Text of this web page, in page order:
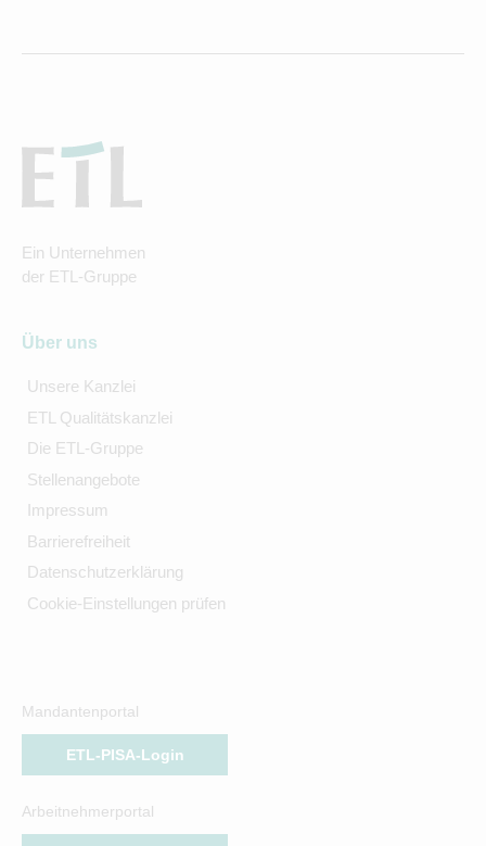
Ein Unternehmen
der ETL-Gruppe
Über uns
Unsere Kanzlei
ETL Qualitätskanzlei
Die ETL-Gruppe
Stellenangebote
Impressum
Barrierefreiheit
Datenschutzerklärung
Cookie-Einstellungen prüfen
Mandantenportal
ETL-PISA-Login
Arbeitnehmerportal